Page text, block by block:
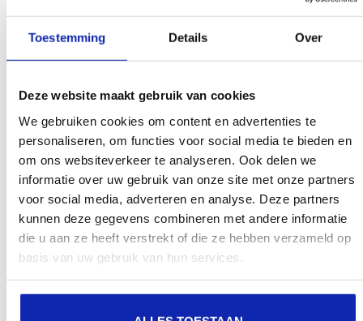
Toestemming Details Over
Deze website maakt gebruik van cookies
We gebruiken cookies om content en advertenties te
personaliseren, om functies voor social media te bieden en
om ons websiteverkeer te analyseren. Ook delen we
informatie over uw gebruik van onze site met onze partners
voor social media, adverteren en analyse. Deze partners
kunnen deze gegevens combineren met andere informatie
die u aan ze heeft verstrekt of die ze hebben verzameld op
basis van uw gebruik van hun services.
Enregistrez votre nom de domaine